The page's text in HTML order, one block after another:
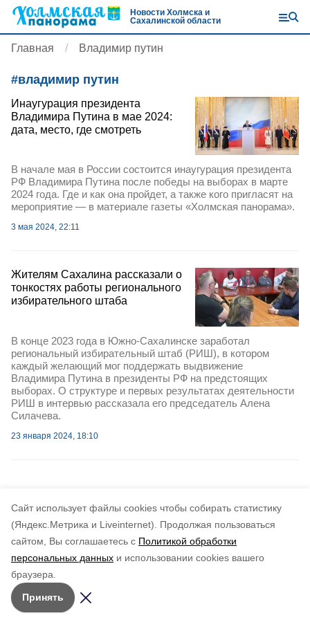
Cайт использует файлы cookies чтобы собирать статистику
(Яндекс.Метрика и Liveinternet).
Продолжая пользоваться
сайтом, Вы соглашаетесь с Политикой обработки
персональных данных и использовании cookies вашего
браузера.
Принять
Новости Холмска и
Сахалинской области
Главная Владимир путин
#владимир путин
Инаугурация президента
Владимира Путина в мае 2024:
дата, место, где смотреть
В начале мая в России состоится инаугурация президента
РФ Владимира Путина после победы на выборах в марте
2024 года. Где и как она пройдет, а также кого пригласят на
мероприятие — в материале газеты «Холмская панорама».
3 мая 2024, 22:11
Жителям Сахалина рассказали о
тонкостях работы регионального
избирательного штаба
В конце 2023 года в Южно-Сахалинске заработал
региональный избирательный штаб (РИШ), в котором
каждый желающий мог поддержать выдвижение
Владимира Путина в президенты РФ на предстоящих
выборах. О структуре и первых результатах деятельности
РИШ в интервью рассказала его председатель Алена
Силачева.
23 января 2024, 18:10